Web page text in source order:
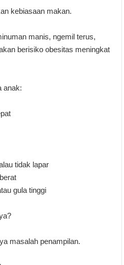
kebiasaan makan.
manis, ngemil terus,
berisiko obesitas meningkat
anak:
tidak lapar
gula tinggi
masalah penampilan.